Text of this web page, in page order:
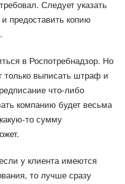
Следует указать
предоставить копию
в Роспотребнадзор. Но
только выписать штраф и
что-либо
компанию будет весьма
то сумму
у клиента имеются
то лучше сразу